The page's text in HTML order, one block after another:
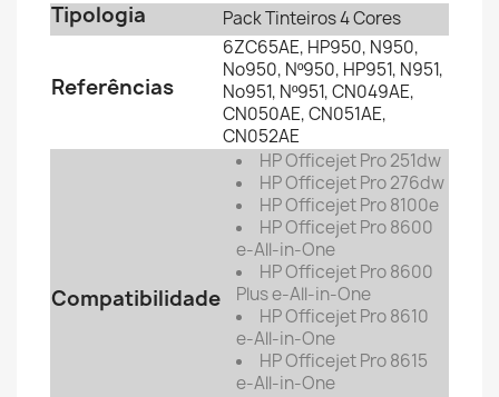
Tipologia Pack Tinteiros 4 Cores
Referências
6ZC65AE, HP950, N950,
No950, Nº950, HP951, N951,
No951, Nº951, CN049AE,
CN050AE, CN051AE,
CN052AE
Compatibilidade
HP Officejet Pro 251dw
HPOfficejet Pro 276dw
HPOfficejet Pro 8100e
HPOfficejet Pro 8600
e-All-in-One
HPOfficejet Pro 8600
Plus e-All-in-One
HPOfficejet Pro 8610
e-All-in-One
HPOfficejet Pro 8615
e-All-in-One